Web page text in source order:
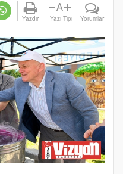
Yazdır
A
Yazı Tipi Yorumlar